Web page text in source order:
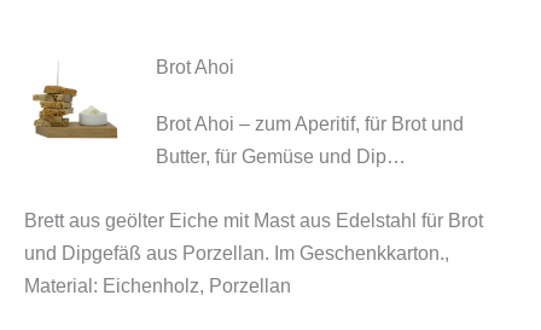
Brot Ahoi
Brot Ahoi – zum Aperitif, für Brot und
Butter, für Gemüse und Dip…
Brett aus geölter Eiche mit Mast aus Edelstahl für Brot
und Dipgefäß aus Porzellan. Im Geschenkkarton.,
Material: Eichenholz, Porzellan